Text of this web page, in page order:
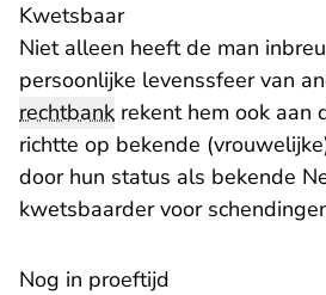
Kwetsbaar
Niet alleen heeft de man
persoonlijke levenssfeer van
rechtbank rekent hem ook aan
richtte op bekende
door hun status als bekende
kwetsbaarder voor
Nog in proeftijd